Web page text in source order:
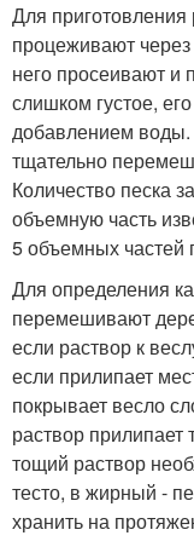
Для приготовления
процеживают
него просеивают и
слишком густое,
добавлением
тщательно
Количество песка
объемную часть
5 объемных частей
Для определения
перемешивают
если раствор к
если прилипает
покрывает весло
раствор
тощий раствор
тесто, в жирный -
хранить на